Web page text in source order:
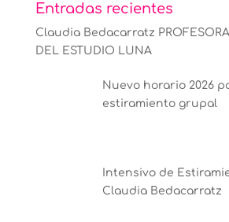
Entradas recientes
Claudia Bedacarratz PROFESORA
DEL ESTUDIO LUNA
Nuevo horario 2026
estiramiento grupal
Intensivo de
Claudia Bedacarratz